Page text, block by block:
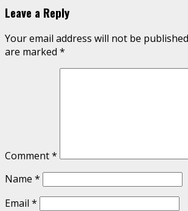
Leave a Reply
Your email address will not be
are marked *
Comment*
Name *
Email *